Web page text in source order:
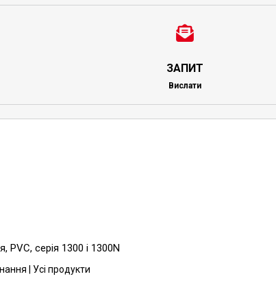
ЗАПИТ
Вислати
серія 1300 і 1300N
| Усі продукти